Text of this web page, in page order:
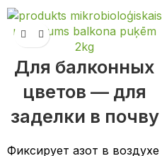
Для балконных
цветов — для
заделки в почву
Фиксирует азот в воздухе